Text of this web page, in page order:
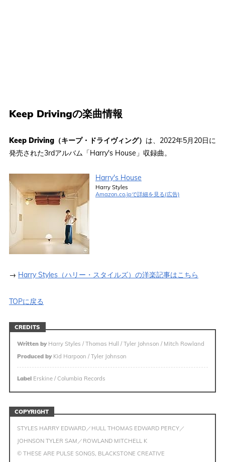
Keep Drivingの楽曲情報
Keep Driving（キープ・ドライヴィング） は、2022年5月20日に
発売された3rdアルバム「Harry's House」収録曲。
Harry's House
Harry Styles
Amazon.co.jpで詳細を見る(広告)
→ Harry Styles（ハリー・スタイルズ）の洋楽記事はこちら
TOPに戻る
CREDITS
Written byHarry Styles / Thomas Hull / Tyler Johnson / Mitch Rowland
Produced byKid Harpoon / Tyler Johnson
LabelErskine / Columbia Records
COPYRIGHT
STYLES HARRY EDWARD／HULL THOMAS EDWARD PERCY／
JOHNSON TYLER SAM／ROWLAND MITCHELL K
© THESE ARE PULSE SONGS, BLACKSTONE CREATIVE